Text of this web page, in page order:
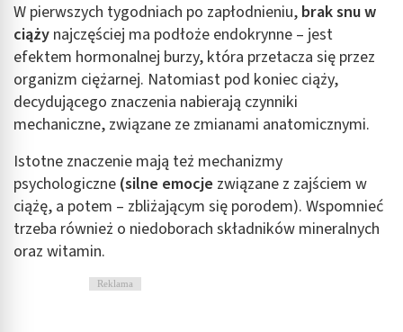
W pierwszych tygodniach po zapłodnieniu, brak snu w
ciąży najczęściej ma podłoże endokrynne – jest
efektem hormonalnej burzy, która przetacza się przez
organizm ciężarnej. Natomiast pod koniec ciąży,
decydującego znaczenia nabierają czynniki
mechaniczne, związane ze zmianami anatomicznymi.
Istotne znaczenie mają też mechanizmy
psychologiczne (silne emocje związane z zajściem w
ciążę, a potem – zbliżającym się porodem). Wspomnieć
trzeba również o niedoborach składników mineralnych
oraz witamin.
Reklama